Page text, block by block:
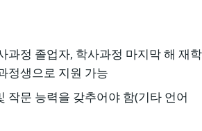
과정 졸업자, 학사과정 마지막 해 재학
정생으로 지원 가능
작문 능력을 갖추어야 함(기타 언어